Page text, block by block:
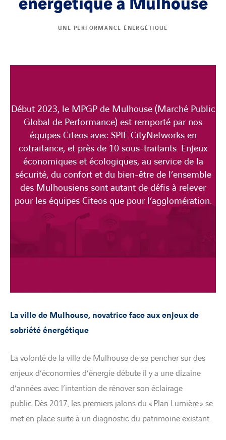
UNE PERFORMANCE ÉNERGÉTIQUE
Début 2023, le MPGP de Mulhouse (Marché Public
Global de Performance) est remporté par nos
équipes Citeos avec SPIE CityNetworks en
cotraitance, et près de 10 sous-traitants. Enjeux
économiques et écologiques, au service de la
sécurité, du confort et du bien-être de l’ensemble
des Mulhousiens sont autant de défis à relever
pour les équipes Citeos que pour l’agglomération.
La ville de Mulhouse, novatrice face aux enjeux de
sobriété énergétique
La volonté de la ville de Mulhouse de se pencher sur des
enjeux d’économies d’énergie débute il y a une dizaine
d’années avec l’intention de rénover son éclairage
public. Dès 2017, les premiers jalons du « Plan Lumière » se
met en place suite à un diagnostic du patrimoine existant.